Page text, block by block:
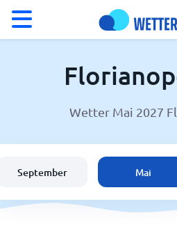
Wetter in Florianopolis
Schweiz
Wetter Mai 2027
September Mai